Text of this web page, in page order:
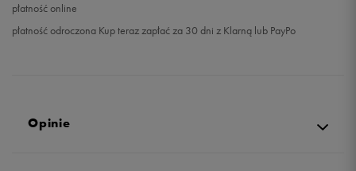
płatność online
płatność odroczona Kup teraz zapłać za 30 dni z Klarną lub PayPo
Opinie